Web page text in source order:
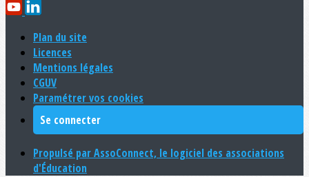
Plan du site
Licences
Mentions légales
CGUV
Paramétrer vos cookies
Se connecter
Propulsé par AssoConnect, le logiciel des associations
d'Éducation